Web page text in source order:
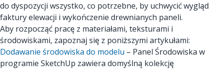
do dyspozycji wszystko, co potrzebne, by uchwycić wygląd
faktury elewacji i wykończenie drewnianych paneli.
Aby rozpocząć pracę z materiałami, teksturami i
środowiskami, zapoznaj się z poniższymi artykułami:
Dodawanie środowiska do modelu – Panel Środowiska w
programie SketchUp zawiera domyślną kolekcję